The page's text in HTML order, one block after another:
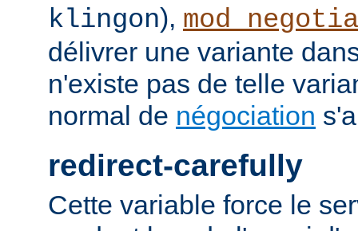
klingon),
délivrer une variante
n'existe pas de telle
normal de négociation
redirect-carefully
Cette variable force le